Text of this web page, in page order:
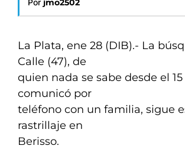
Por jmo2502
La Plata, ene 28 (DIB).- La
Calle (47), de
quien nada se sabe desde el
comunicó por
teléfono con un familia, sigue
rastrillaje en
Berisso.